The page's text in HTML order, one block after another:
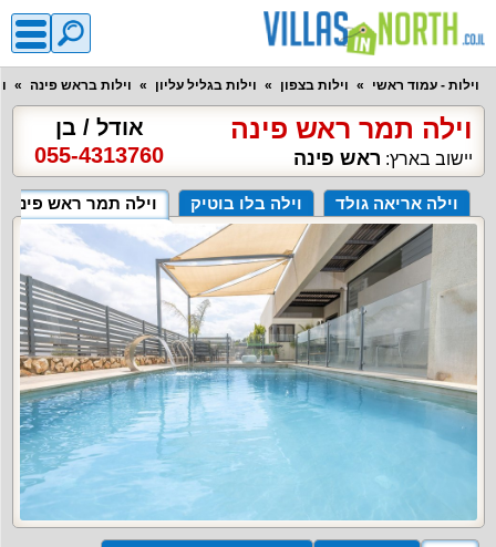
וילות - עמוד ראשי וילות בצפון וילות בגליל עליון וילות בראש פינה
וילה תמר ראש פינה
יישוב בארץ: ראש פינה
אודל / בן
055-4313760
וילה אריאה גולד וילה בלו בוטיק וילה תמר ראש פינה